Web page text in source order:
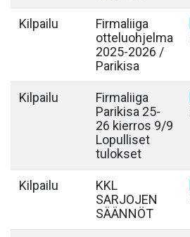
Kilpailu
Firmaliiga
otteluohjelma
2025-2026 /
Parikisa
Kilpailu
Firmaliiga
Parikisa 25-
26 kierros 9/9
Lopulliset
tulokset
Kilpailu
KKL
SARJOJEN
SÄÄNNÖT